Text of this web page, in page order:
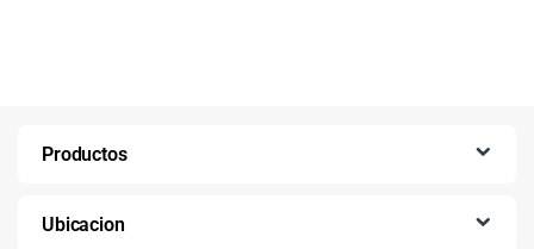
Productos
Ubicacion